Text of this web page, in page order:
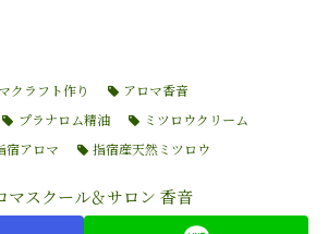
クラフト作り
アロマ香音
プラナロム精油
ミツロウクリーム
宿アロマ 指宿産天然ミツロウ
マスクール＆サロン 香音